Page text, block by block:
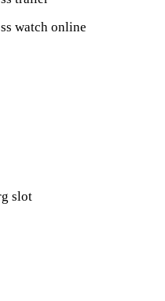
watch online
slot